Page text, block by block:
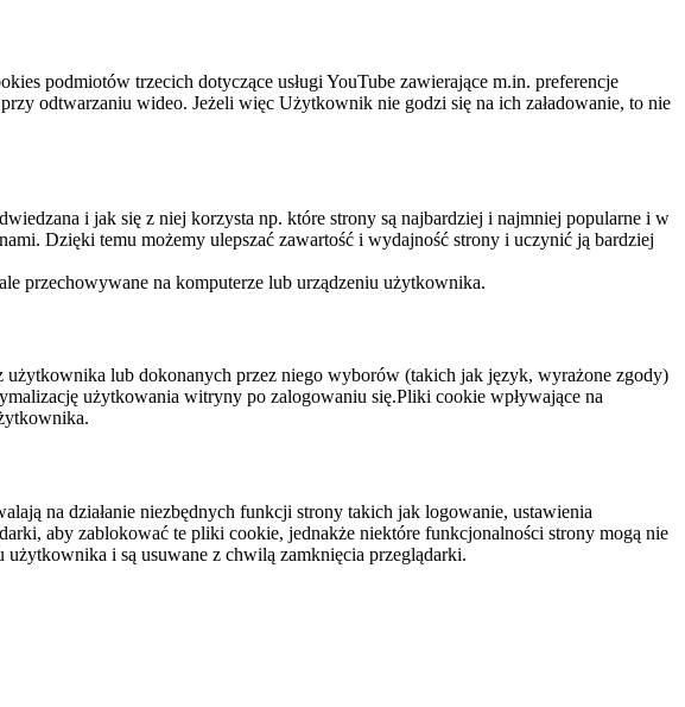
podmiotów trzecich dotyczące usługi YouTube zawierające m.in. preferencje
odtwarzaniu wideo. Jeżeli więc Użytkownik nie godzi się na ich załadowanie, to nie
i jak się z niej korzysta np. które strony są najbardziej i najmniej popularne i w
Dzięki temu możemy ulepszać zawartość i wydajność strony i uczynić ją bardziej
przechowywane na komputerze lub urządzeniu użytkownika.
lub dokonanych przez niego wyborów (takich jak język, wyrażone zgody)
użytkowania witryny po zalogowaniu się.Pliki cookie wpływające na
na działanie niezbędnych funkcji strony takich jak logowanie, ustawienia
aby zablokować te pliki cookie, jednakże niektóre funkcjonalności strony mogą nie
i są usuwane z chwilą zamknięcia przeglądarki.